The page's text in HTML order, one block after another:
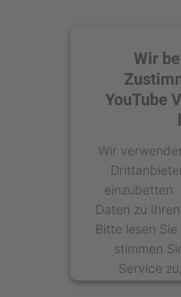
Wir
YouTube
Wir
einzubetten.
Daten zu
Bitte lesen
stimmen
Service